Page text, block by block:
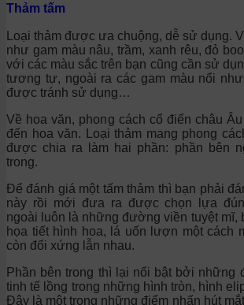
Thảm tấm
Loại thảm được ưa chuộng, dễ sử dụng.
như gam màu nâu, trầm, xanh rêu, đỏ
với các màu sắc trên bạn cũng cần sử
tương tự, ngoài ra các gam màu nổi
được tránh sử dụng…
Về hoa văn, phong cách cổ điển châu
đến hoa văn. Loại thảm mang phong
được chia ra làm hai phần: phần bên
trong.
Để đánh giá một tấm thảm thì bạn phải
này rồi mới đưa ra được chọn lựa
ngoài luôn là những đường viền tuyệt mĩ,
họa tiết hình hoa, lá uốn lượn một cách
còn đối xứng lẫn nhau.
Phần bên trong thì lại nổi bật bởi những
tinh tế lồng trong những hình tròn, hình
Đây là một trong những điểm nhấn hút